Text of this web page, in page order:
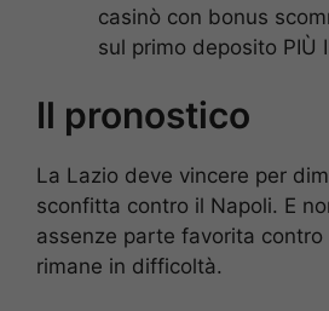
casinò con bonus
sul primo deposito PIÙ
Il pronostico
La Lazio deve vincere per
sconfitta contro il Napoli. E
assenze parte favorita contro
rimane in difficoltà.